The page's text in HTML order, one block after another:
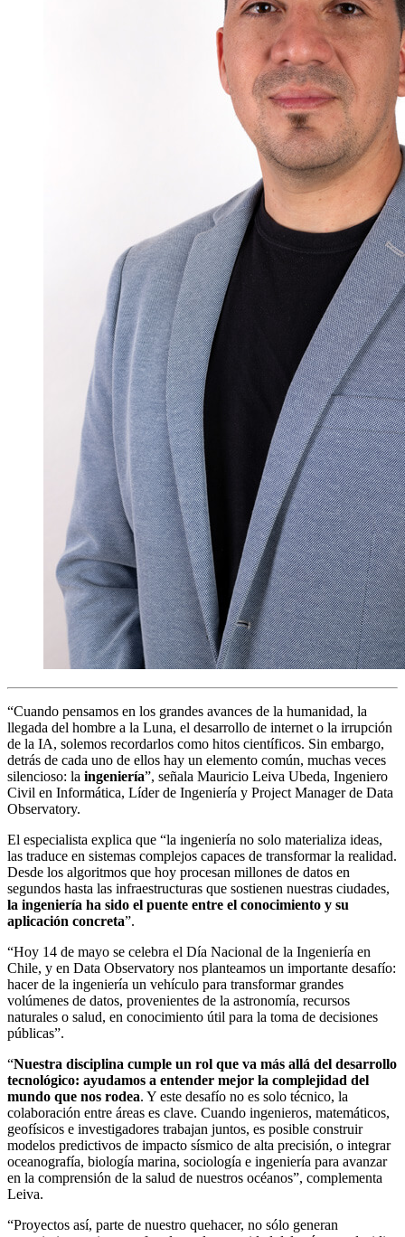
“Cuando pensamos en los grandes avances de la humanidad, la
llegada del hombre a la Luna, el desarrollo de internet o la irrupción
de la IA, solemos recordarlos como hitos científicos. Sin embargo,
detrás de cada uno de ellos hay un elemento común, muchas veces
silencioso: la ingeniería”, señala Mauricio Leiva Ubeda, Ingeniero
Civil en Informática, Líder de Ingeniería y Project Manager de Data
Observatory.
El especialista explica que “la ingeniería no solo materializa ideas,
las traduce en sistemas complejos capaces de transformar la realidad.
Desde los algoritmos que hoy procesan millones de datos en
segundos hasta las infraestructuras que sostienen nuestras ciudades,
la ingeniería ha sido el puente entre el conocimiento y su
aplicación concreta”.
“Hoy 14 de mayo se celebra el Día Nacional de la Ingeniería en
Chile, y en Data Observatory nos planteamos un importante desafío:
hacer de la ingeniería un vehículo para transformar grandes
volúmenes de datos, provenientes de la astronomía, recursos
naturales o salud, en conocimiento útil para la toma de decisiones
públicas”.
“Nuestra disciplina cumple un rol que va más allá del desarrollo
tecnológico: ayudamos a entender mejor la complejidad del
mundo que nos rodea. Y este desafío no es solo técnico, la
colaboración entre áreas es clave. Cuando ingenieros, matemáticos,
geofísicos e investigadores trabajan juntos, es posible construir
modelos predictivos de impacto sísmico de alta precisión, o integrar
oceanografía, biología marina, sociología e ingeniería para avanzar
en la comprensión de la salud de nuestros océanos”, complementa
Leiva.
“Proyectos así, parte de nuestro quehacer, no sólo generan